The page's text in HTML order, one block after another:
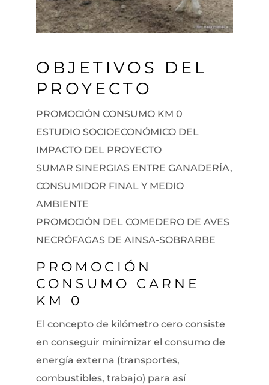
OBJETIVOS DEL
PROYECTO
PROMOCIÓN CONSUMO KM 0
ESTUDIO SOCIOECONÓMICO DEL
IMPACTO DEL PROYECTO
SUMAR SINERGIAS ENTRE GANADERÍA,
CONSUMIDOR FINAL Y MEDIO
AMBIENTE
PROMOCIÓN DEL COMEDERO DE AVES
NECRÓFAGAS DE AINSA-SOBRARBE
PROMOCIÓN
CONSUMO CARNE
KM 0
El concepto de kilómetro cero consiste
en conseguir minimizar el consumo de
energía externa (transportes,
combustibles, trabajo) para así